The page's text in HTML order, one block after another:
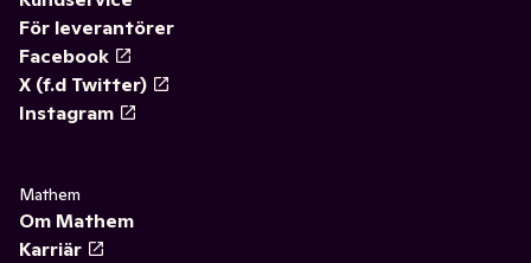
För leverantörer
Facebook
X (f.d Twitter)
Instagram
Mathem
Om Mathem
Karriär